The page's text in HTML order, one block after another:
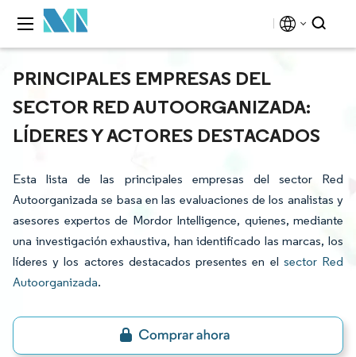
PRINCIPALES EMPRESAS DEL
SECTOR RED AUTOORGANIZADA:
LÍDERES Y ACTORES DESTACADOS
Esta lista de las principales empresas del sector Red
Autoorganizada se basa en las evaluaciones de los analistas y
asesores expertos de Mordor Intelligence, quienes, mediante
una investigación exhaustiva, han identificado las marcas, los
líderes y los actores destacados presentes en el sector Red
Autoorganizada.